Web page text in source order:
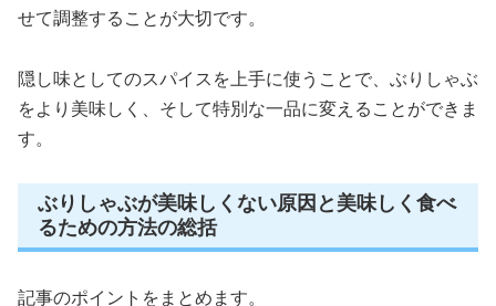
せて調整することが大切です。
隠し味としてのスパイスを上手に使うことで、ぶりしゃぶ
をより美味しく、そして特別な一品に変えることができま
す。
ぶりしゃぶが美味しくない原因と美味しく食べ
るための方法の総括
記事のポイントをまとめます。